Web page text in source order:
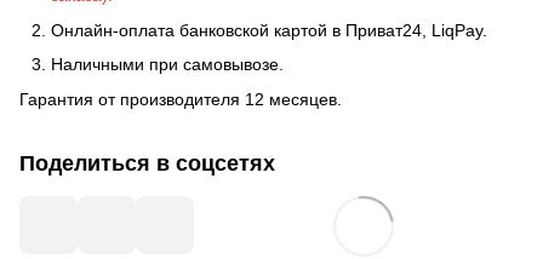
Онлайн-оплата банковской картой в Приват24, LiqPay.
Наличными при самовывозе.
Гарантия от производителя 12 месяцев.
Поделиться в соцсетях